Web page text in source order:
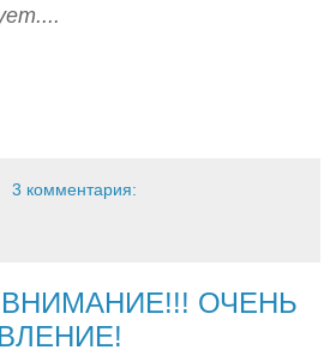
3 комментария:
ОЧЕНЬ